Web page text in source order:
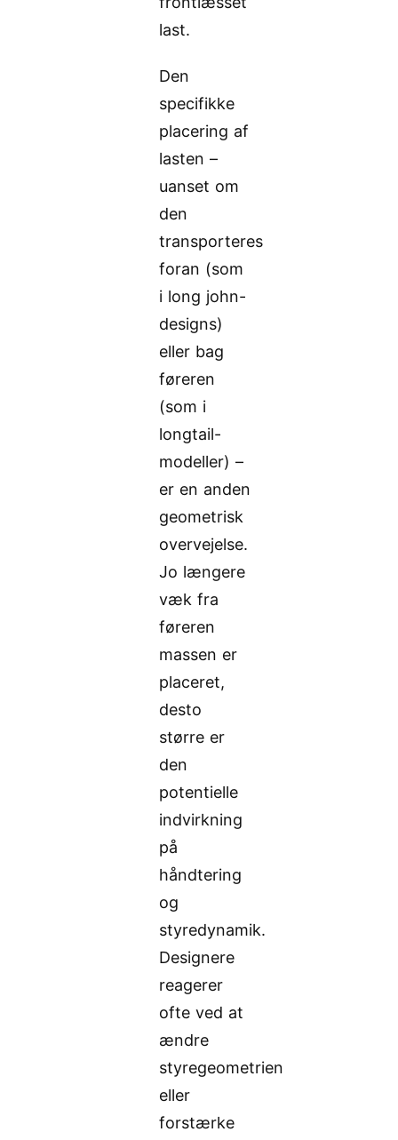
last.
Den
specifikke
placering af
lasten –
uanset om
den
transporteres
foran (som
i long john-
designs)
eller bag
føreren
(som i
longtail-
modeller) –
er en anden
geometrisk
overvejelse.
Jo længere
væk fra
føreren
massen er
placeret,
desto
større er
den
potentielle
indvirkning
på
håndtering
og
styredynamik.
Designere
reagerer
ofte ved at
ændre
styregeometrien
eller
forstærke